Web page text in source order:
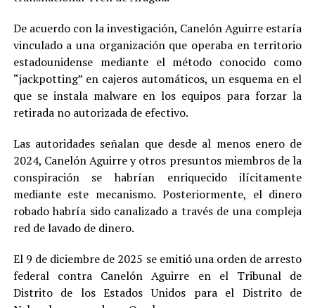
De acuerdo con la investigación, Canelón Aguirre estaría
vinculado a una organización que operaba en territorio
estadounidense mediante el método conocido como
“jackpotting” en cajeros automáticos, un esquema en el
que se instala malware en los equipos para forzar la
retirada no autorizada de efectivo.
Las autoridades señalan que desde al menos enero de
2024, Canelón Aguirre y otros presuntos miembros de la
conspiración se habrían enriquecido ilícitamente
mediante este mecanismo. Posteriormente, el dinero
robado habría sido canalizado a través de una compleja
red de lavado de dinero.
El 9 de diciembre de 2025 se emitió una orden de arresto
federal contra Canelón Aguirre en el Tribunal de
Distrito de los Estados Unidos para el Distrito de